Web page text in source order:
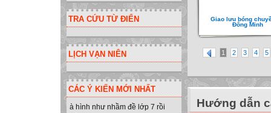
TRA CỨU TỪ ĐIỂN
LỊCH VẠN NIÊN
CÁC Ý KIẾN MỚI NHẤT
à hình như nhầm đề lớp 7 rồi
Giao lưu bóng
Đông Minh
1 2 3 4 5
Hướng dẫn